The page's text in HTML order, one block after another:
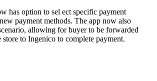
has option to sel ect specific payment
payment methods. The app now also
allowing for buyer to be forwarded
to Ingenico to complete payment.